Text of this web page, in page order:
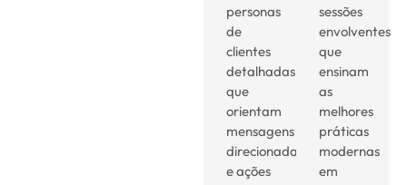
personas
de
clientes
detalhadas
que
orientam
mensagens
direcionadas
e ações
sessões
envolventes
que
ensinam
as
melhores
práticas
modernas
em